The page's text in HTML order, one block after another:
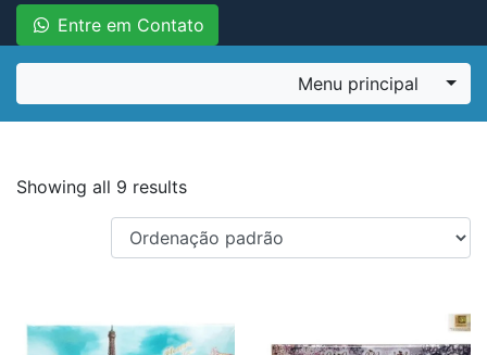
Entre em Contato
Menu principal
Showing all 9 results